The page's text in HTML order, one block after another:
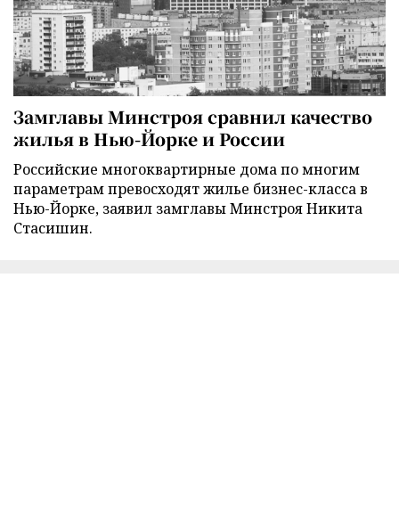
Замглавы Минстроя сравнил качество
жилья в Нью-Йорке и России
Российские многоквартирные дома по многим
параметрам превосходят жилье бизнес-класса в
Нью-Йорке, заявил замглавы Минстроя Никита
Стасишин.